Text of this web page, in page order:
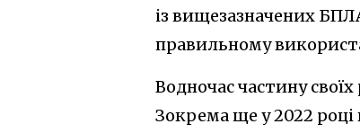
із вищезазначених
правильному
Водночас частину
Зокрема ще у 2022